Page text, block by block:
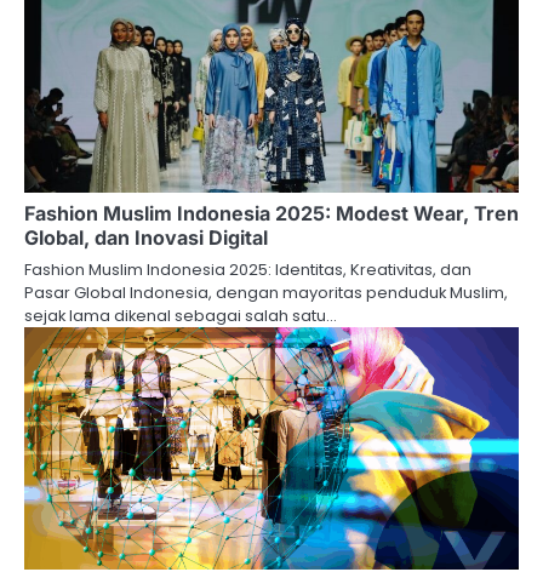
Fashion Muslim Indonesia 2025: Modest Wear, Tren
Global, dan Inovasi Digital
Fashion Muslim Indonesia 2025: Identitas, Kreativitas, dan
Pasar Global Indonesia, dengan mayoritas penduduk Muslim,
sejak lama dikenal sebagai salah satu…